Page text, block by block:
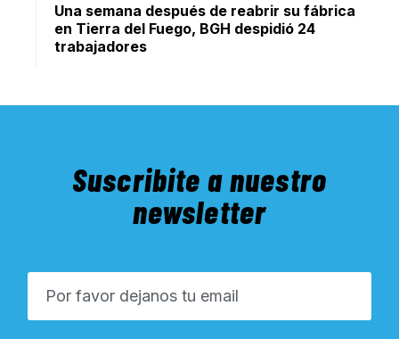
Una semana después de reabrir su fábrica
en Tierra del Fuego, BGH despidió 24
trabajadores
Suscribite a nuestro
newsletter